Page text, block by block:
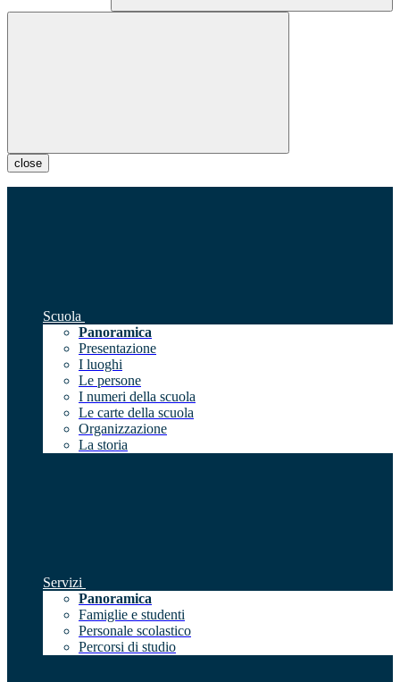
close
Scuola
Panoramica
Presentazione
I luoghi
Le persone
I numeri della scuola
Le carte della scuola
Organizzazione
La storia
Servizi
Panoramica
Famiglie e studenti
Personale scolastico
Percorsi di studio